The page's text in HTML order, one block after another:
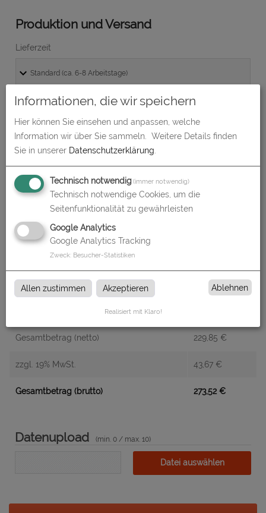
Produktion und Versand
Lieferzeit
Absenderadresse
Alle Preise im Überblick
Produkt-Konfiguration
Druckdaten überprüfen
Produktion und Versand 0,00 €
Produktions- und Lieferzeit
Gesamtbetrag (netto) 229,85 €
zzgl. 19% MwSt. 43,67 €
Gesamtbetrag (brutto) 273,52 €
Datenupload (min. 0 / max. 10)
Datei auswählen
Informationen, die wir speichern
Hier können Sie einsehen und anpassen, welche
Information wir über Sie sammeln.
Weitere Details finden
Sie in unserer Datenschutzerklärung
Technisch notwendig(immer notwendig)
Technisch notwendige Cookies, um die
Seitenfunktionalität zu gewährleisten
Google Analytics
Google Analytics Tracking
Zweck: Besucher-Statistiken
Allen zustimmen Akzeptieren Ablehnen
Realisiert mit Klaro!